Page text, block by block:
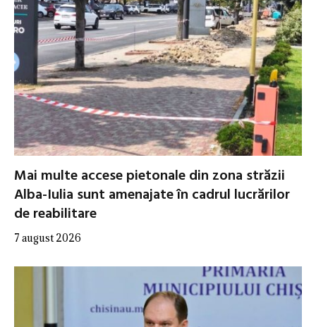
Mai multe accese pietonale din zona străzii
Alba-Iulia sunt amenajate în cadrul lucrărilor
de reabilitare
7 august 2026